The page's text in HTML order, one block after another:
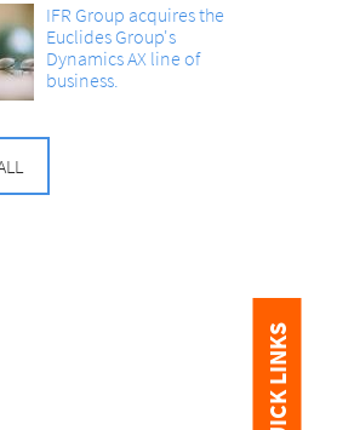
IFR Group acquires the
Euclides Group's
Dynamics AX line of
business.
QUICK LINKS